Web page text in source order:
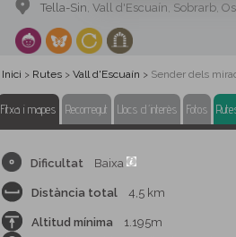
Tella-Sin, Vall d'Escuaín, Sobrarb,
Inici > Rutes > Vall d'Escuaín > Sender dels
Fitxa i mapes Recorregut Llocs d´interès Fotos
Dificultat Baixa
Distància total 4,5 km
Altitud mínima
1.195m